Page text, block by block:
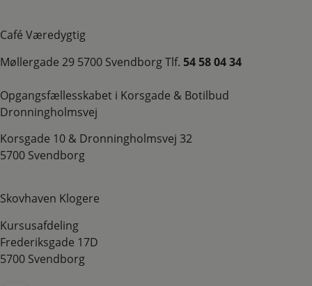
Café Væredygtig
Møllergade 29 5700 Svendborg Tlf. 54 58 04 34
Opgangsfællesskabet i Korsgade & Botilbud
Dronningholmsvej
Korsgade 10 & Dronningholmsvej 32
​5700 Svendborg
Skovhaven Klogere
Kursusafdeling
​Frederiksgade 17D
​​5700 Svendborg​